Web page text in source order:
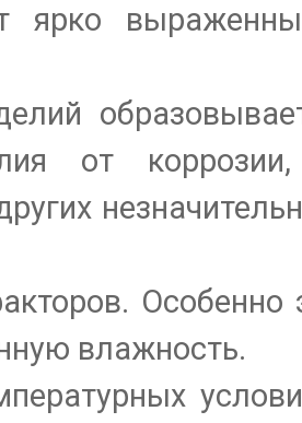
ярко
от
Особенно
влажность.